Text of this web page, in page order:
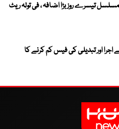
تیسرے روز بڑا اضافہ ، فی تولہ ریٹ
اور تبدیلی کی فیس کم کرنے کا